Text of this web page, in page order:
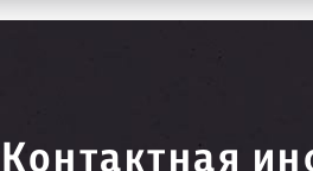
Контактная